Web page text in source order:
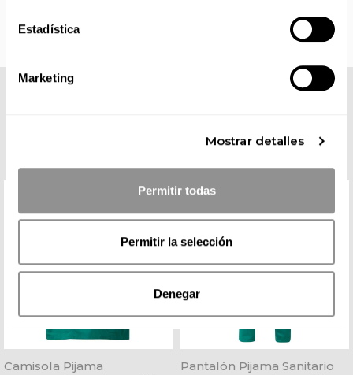
Estadística
Marketing
Mostrar detalles
Permitir todas
Permitir la selección
Denegar
Camisola Pijama
Pantalón Pijama Sanitario